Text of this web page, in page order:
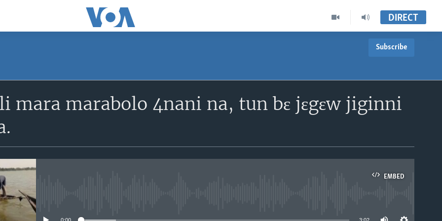
DIRECT
Subscribe
mara marabolo 4nani na, tun bɛ jɛgɛw jiginni
EMBED